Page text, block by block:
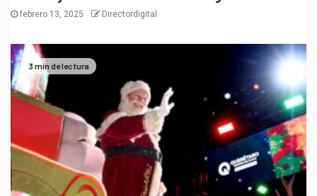
febrero 13, 2025 Directordigital
3 min de lectura